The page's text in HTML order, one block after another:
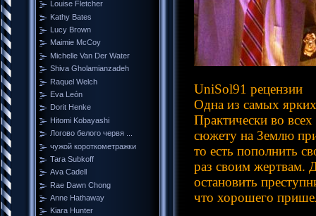
Louise Fletcher
Kathy Bates
Lucy Brown
Maimie McCoy
Michelle Van Der Water
Shiva Gholamianzadeh
Raquel Welch
Eva León
Dorit Henke
Hitomi Kobayashi
Логово белого червя ...
чужой короткометражки
Tara Subkoff
Ava Cadell
Rae Dawn Chong
Anne Hathaway
Kiara Hunter
UniSol91 рецензии
Одна из самых
Практически во
сюжету на Землю
то есть пополнить
раз своим жертвам.
остановить
что хорошего